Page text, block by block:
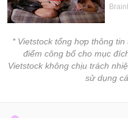
* Vietstock tổng hợp thông
điểm công bố cho mục
Vietstock không chịu trách
sử dụng